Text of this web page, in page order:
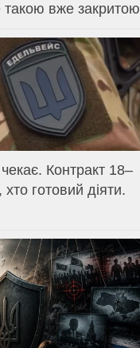
такою вже закритою
Контракт 18–
готовий діяти.